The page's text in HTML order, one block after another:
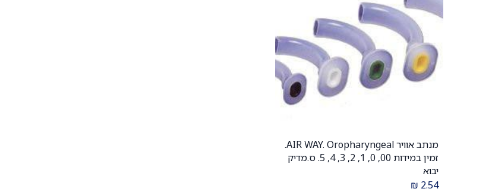
הוספה לעגלה
מנתב אוויר AIR WAY. Oropharyngeal.
זמין במידות 00, 0, 1, 2, 3, 4, 5. ס.מדיק
יבוא
2.54
₪